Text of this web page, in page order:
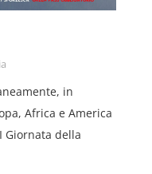
in
Africa e America
Giornata della